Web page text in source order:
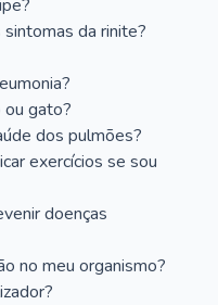
da rinite?
ou gato?
dos pulmões?
exercícios se sou
doenças
no meu organismo?